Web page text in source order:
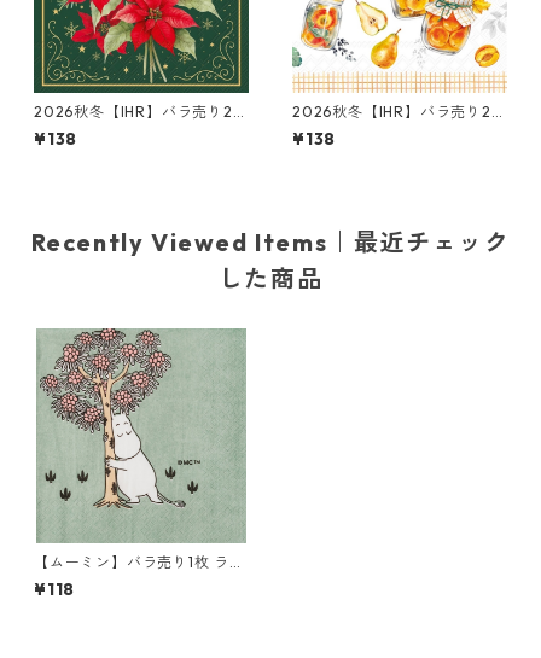
2026秋冬【IHR】バラ売り2枚
ランチサイズ ペーパーナプキ
ン Christmas Flowers グリー
¥138
2026秋冬【IHR】バラ売り2枚
ランチサイズ ペーパーナプキ
ン Preserving Fruits ホワイ
¥138
Recently Viewed Items｜最近チェック
した商品
【ムーミン】バラ売り1枚 ラン
チサイズ ペーパーナプキン Lo
ving Care グリーン Moomin
¥118